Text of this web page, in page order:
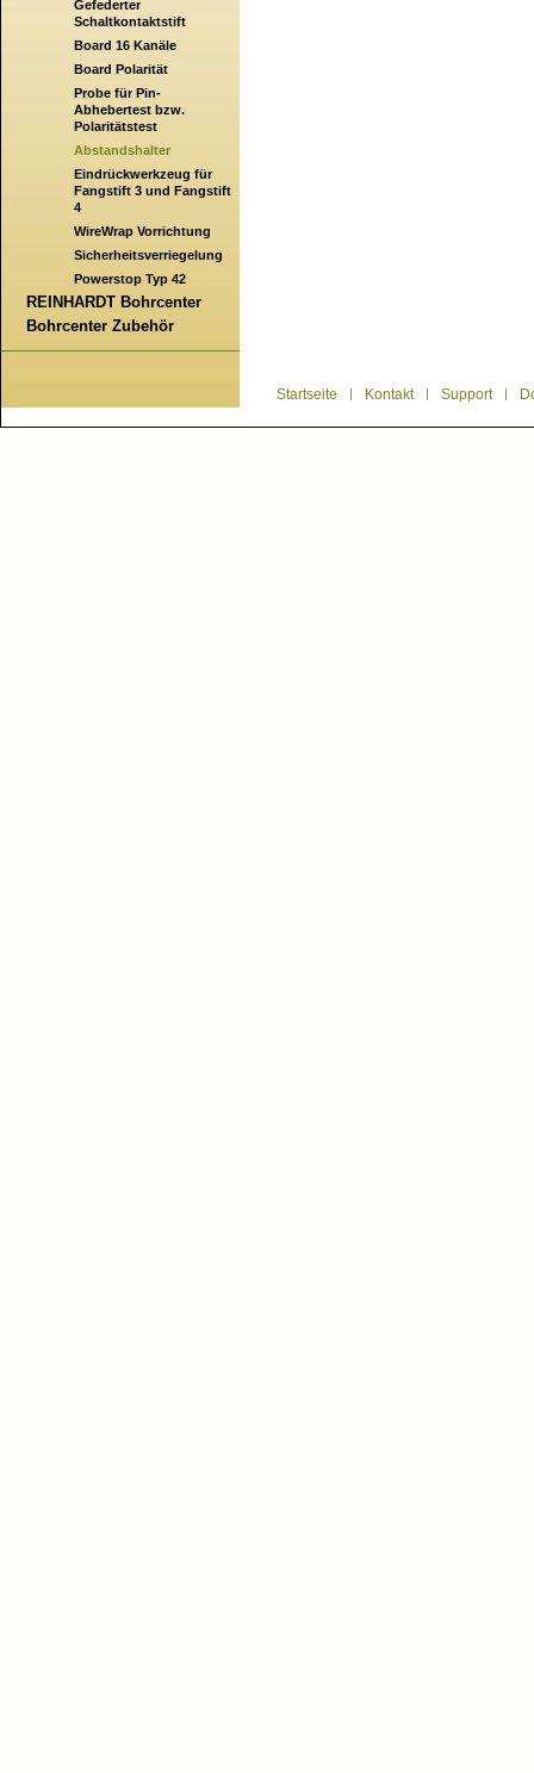
Gefederter
Schaltkontaktstift
Board 16 Kanäle
Board Polarität
Probe für Pin-
Abhebertest bzw.
Polaritätstest
Abstandshalter
Eindrückwerkzeug für
Fangstift 3 und Fangstift
4
WireWrap Vorrichtung
Sicherheitsverriegelung
Powerstop Typ 42
REINHARDT Bohrcenter
Bohrcenter Zubehör
Startseite | Kontakt | Support |